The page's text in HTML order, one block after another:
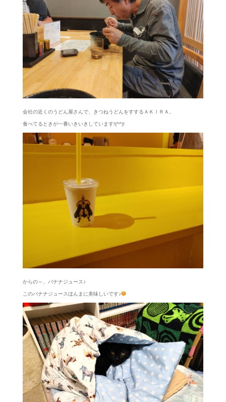
会社の近くのうどん屋さんで、きつねうどんをすするＡＫＩＲＡ。
食べてるときが一番いきいきしています!(^^)!
からの～、バナナジュース♪
このバナナジュースほんまに美味しいです♪